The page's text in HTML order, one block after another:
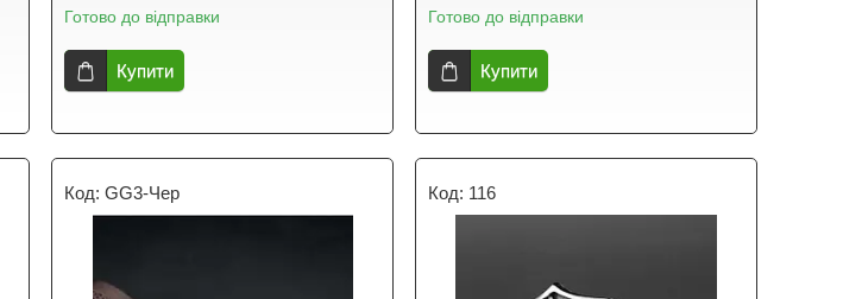
Готово до відправки
Купити
Готово до відправки
Купити
GG3-Чер 116